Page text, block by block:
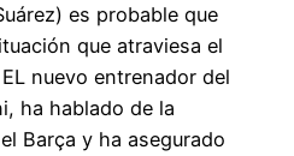
es probable que
que atraviesa el
nuevo entrenador del
ha hablado de la
Barça y ha asegurado